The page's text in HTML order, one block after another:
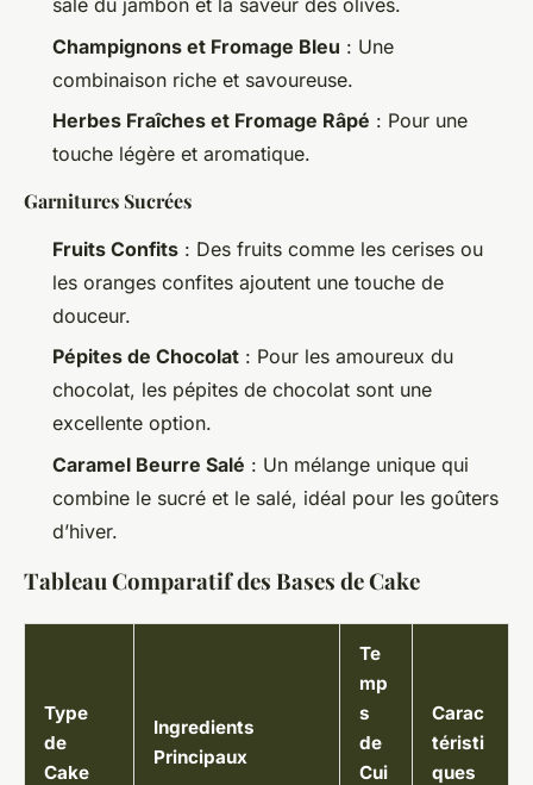
salé du jambon et la saveur des olives.
Champignons et Fromage Bleu : Une
combinaison riche et savoureuse.
Herbes Fraîches et Fromage Râpé : Pour une
touche légère et aromatique.
Garnitures Sucrées
Fruits Confits : Des fruits comme les cerises ou
les oranges confites ajoutent une touche de
douceur.
Pépites de Chocolat : Pour les amoureux du
chocolat, les pépites de chocolat sont une
excellente option.
Caramel Beurre Salé : Un mélange unique qui
combine le sucré et le salé, idéal pour les goûters
d’hiver.
Tableau Comparatif des Bases de Cake
Type
de
Cake
Ingredients
Principaux
Te
mp
s
de
Cui
Carac
téristi
ques